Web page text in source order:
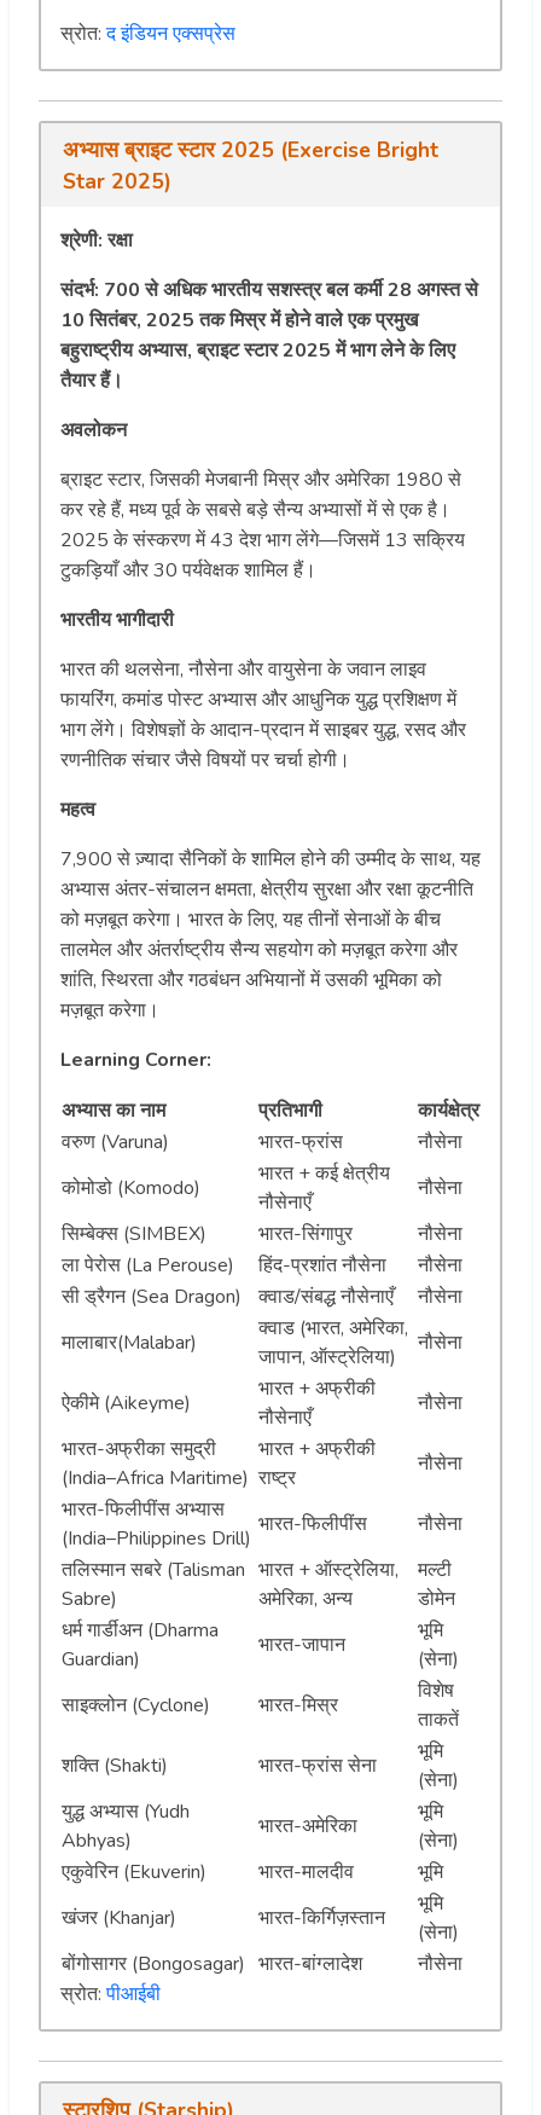
स्रोत:द इंडियन एक्सप्रेस
अभ्यास ब्राइट स्टार 2025 (Exercise Bright
Star 2025)
श्रेणी:रक्षा
संदर्भ: 700 से अधिक भारतीय सशस्त्र बल कर्मी 28 अगस्त से
10 सितंबर, 2025 तक मिस्र में होने वाले एक प्रमुख
बहुराष्ट्रीय अभ्यास, ब्राइट स्टार 2025 में भाग लेने के लिए
तैयार हैं।
अवलोकन
ब्राइट स्टार, जिसकी मेजबानी मिस्र और अमेरिका 1980 से
कर रहे हैं, मध्य पूर्व के सबसे बड़े सैन्य अभ्यासों में से एक है।
2025 के संस्करण में 43 देश भाग लेंगे—जिसमें 13 सक्रिय
टुकड़ियाँ और 30 पर्यवेक्षक शामिल हैं।
भारतीय भागीदारी
भारत की थलसेना, नौसेना और वायुसेना के जवान लाइव
फायरिंग, कमांड पोस्ट अभ्यास और आधुनिक युद्ध प्रशिक्षण में
भाग लेंगे। विशेषज्ञों के आदान-प्रदान में साइबर युद्ध, रसद और
रणनीतिक संचार जैसे विषयों पर चर्चा होगी।
महत्व
7,900 से ज़्यादा सैनिकों के शामिल होने की उम्मीद के साथ, यह
अभ्यास अंतर-संचालन क्षमता, क्षेत्रीय सुरक्षा और रक्षा कूटनीति
को मज़बूत करेगा। भारत के लिए, यह तीनों सेनाओं के बीच
तालमेल और अंतर्राष्ट्रीय सैन्य सहयोग को मज़बूत करेगा और
शांति, स्थिरता और गठबंधन अभियानों में उसकी भूमिका को
मज़बूत करेगा।
Learning Corner:
अभ्यास का नाम
प्रतिभागी
कार्यक्षेत्र
वरुण (Varuna)
भारत-फ्रांस
नौसेना
कोमोडो (Komodo)
भारत + कई क्षेत्रीय
नौसेनाएँ
नौसेना
सिम्बेक्स (SIMBEX)
भारत-सिंगापुर
नौसेना
ला पेरोस (La Perouse)
हिंद-प्रशांत नौसेना
नौसेना
सी ड्रैगन (Sea Dragon)
क्वाड/संबद्ध नौसेनाएँ
नौसेना
मालाबार(Malabar)
क्वाड (भारत, अमेरिका,
जापान, ऑस्ट्रेलिया)
नौसेना
ऐकीमे (Aikeyme)
भारत + अफ्रीकी
नौसेनाएँ
नौसेना
भारत-अफ्रीका समुद्री
(India–Africa Maritime)
भारत + अफ्रीकी
राष्ट्र
नौसेना
भारत-फिलीपींस अभ्यास
(India–Philippines Drill)
भारत-फिलीपींस
नौसेना
तलिस्मान सबरे (Talisman
Sabre)
भारत + ऑस्ट्रेलिया,
अमेरिका, अन्य
मल्टी
डोमेन
धर्म गार्डीअन (Dharma
Guardian)
भारत-जापान
भूमि
(सेना)
साइक्लोन (Cyclone)
भारत-मिस्र
विशेष
ताकतें
शक्ति (Shakti)
भारत-फ्रांस सेना
भूमि
(सेना)
युद्ध अभ्यास (Yudh
Abhyas)
भारत-अमेरिका
भूमि
(सेना)
एकुवेरिन (Ekuverin)
भारत-मालदीव
भूमि
खंजर (Khanjar)
भारत-किर्गिज़स्तान
भूमि
(सेना)
बोंगोसागर (Bongosagar) भारत-बांग्लादेश
नौसेना
स्रोत:पीआईबी